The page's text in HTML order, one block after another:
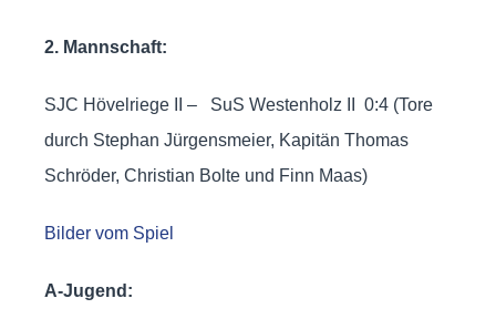
2. Mannschaft:
SJC Hövelriege II – SuS Westenholz II 0:4 (Tore
durch Stephan Jürgensmeier, Kapitän Thomas
Schröder, Christian Bolte und Finn Maas)
Bilder vom Spiel
A-Jugend: